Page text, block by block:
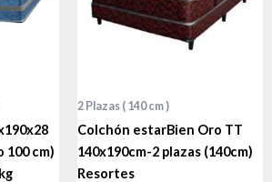
100 cm)
2 Plazas ( 140 cm )
Colchón estarBien Oro TT
140x190cm-2 plazas (140cm)
Resortes